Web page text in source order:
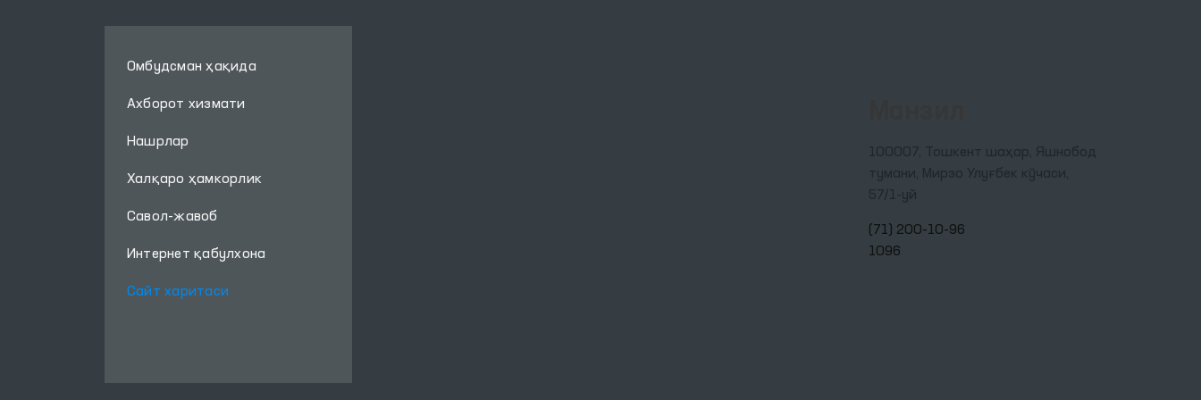
Омбудсман ҳақида
Ахборот хизмати
Нашрлар
Халқаро ҳамкорлик
Савол-жавоб
Интернет қабулхона
Сайт харитаси
100007, Тошкент шаҳар, Яшнобод
тумани, Мирзо Улуғбек кўчаси,
57/1-уй
(71) 200-10-96
1096